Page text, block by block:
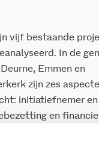
vijf bestaande
In de
Emmen en
zijn zes
initiatiefnemer en
en
en aansturing.